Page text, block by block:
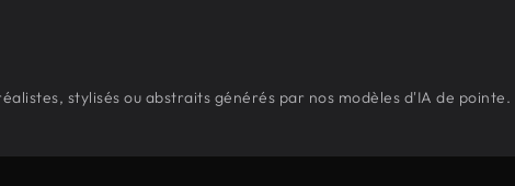
stylisés ou abstraits générés par nos modèles d'IA de